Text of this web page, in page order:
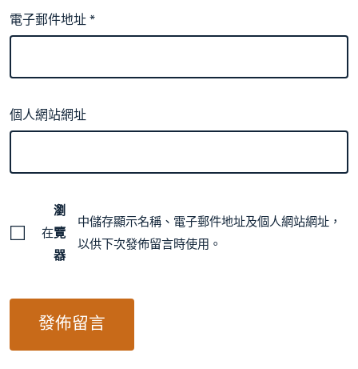
電子郵件地址*
個人網站網址
在
瀏
覽
器
中儲存顯示名稱、電子郵件地址及個人網站網址，
以供下次發佈留言時使用。